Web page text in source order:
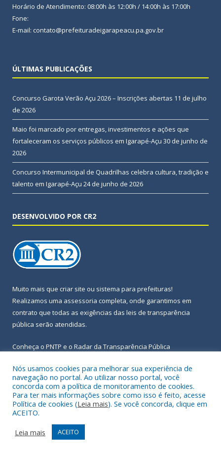
Horário de Atendimento: 08:00h às 12:00h / 14:00h às 17:00h
Fone:
E-mail: contato@prefeituradeigarapeacu.pa.gov.br
ÚLTIMAS PUBLICAÇÕES
Concurso Garota Verão Açu 2026 – Inscrições abertas 11 de julho
de 2026
Maio foi marcado por entregas, investimentos e ações que
fortaleceram os serviços públicos em Igarapé-Açu 30 de junho de
2026
Concurso Intermunicipal de Quadrilhas celebra cultura, tradição e
talento em Igarapé-Açu 24 de junho de 2026
DESENVOLVIDO POR CR2
Muito mais que criar site ou sistema para prefeituras!
Realizamos uma assessoria completa, onde garantimos em
contrato que todas as exigências das leis de transparência
pública serão atendidas.
Conheça o PNTP e o Radar da Transparência Pública
Todos os direitos reservados a Prefeitura Municipal de Igarapé-
Açu.
Frequência Online
Acessar Área Administrativa
Nós usamos cookies para melhorar sua experiência de
navegação no portal. Ao utilizar nosso portal, você
concorda com a política de monitoramento de cookies.
Para ter mais informações sobre como isso é feito, acesse
Política de cookies (Leia mais). Se você concorda, clique em
ACEITO.
Leia mais
ACEITO